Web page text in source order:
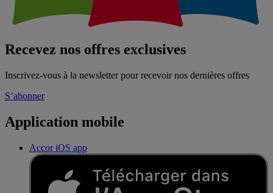
Recevez nos offres exclusives
Inscrivez-vous à la newsletter pour recevoir nos dernières offres
S’abonner
Application mobile
Accor iOS app